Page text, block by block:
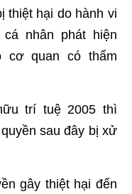
thiệt hại do hành vi
nhân phát hiện
cơ quan có thẩm
trí tuệ 2005 thì
sau đây bị xử
gây thiệt hại đến